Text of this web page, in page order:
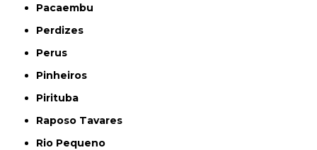
Pacaembu
Perdizes
Perus
Pinheiros
Pirituba
Raposo Tavares
Rio Pequeno